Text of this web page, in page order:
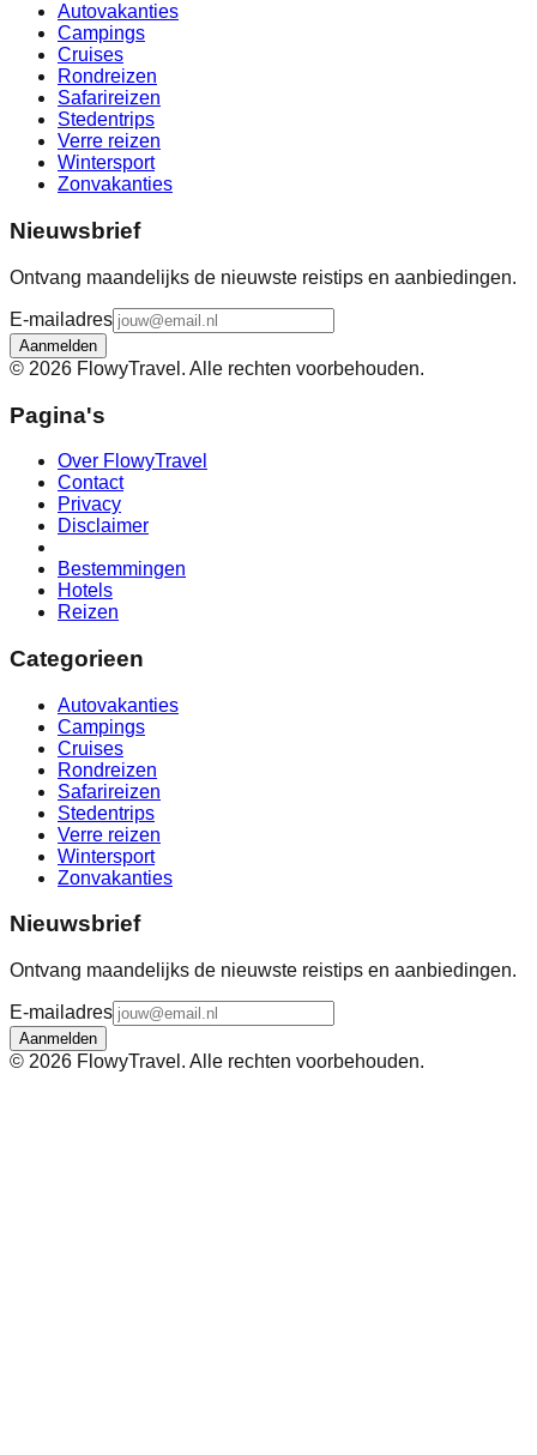
Autovakanties
Campings
Cruises
Rondreizen
Safarireizen
Stedentrips
Verre reizen
Wintersport
Zonvakanties
Nieuwsbrief
Ontvang maandelijks de nieuwste reistips en aanbiedingen.
E-mailadres
Aanmelden
© 2026 FlowyTravel. Alle rechten voorbehouden.
Pagina's
Over FlowyTravel
Contact
Privacy
Disclaimer
Bestemmingen
Hotels
Reizen
Categorieen
Autovakanties
Campings
Cruises
Rondreizen
Safarireizen
Stedentrips
Verre reizen
Wintersport
Zonvakanties
Nieuwsbrief
Ontvang maandelijks de nieuwste reistips en aanbiedingen.
E-mailadres
Aanmelden
© 2026 FlowyTravel. Alle rechten voorbehouden.